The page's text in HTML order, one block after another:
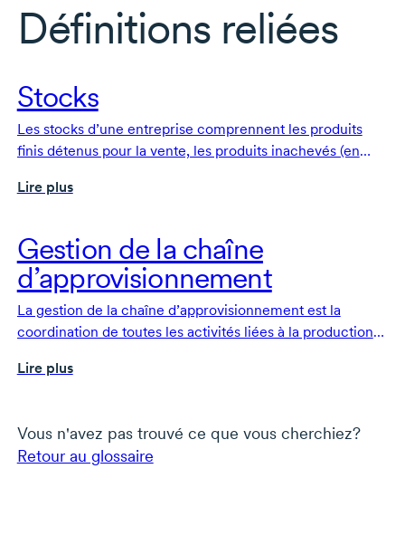
Définitions reliées
Stocks
Les stocks d’une entreprise comprennent les produits
finis détenus pour la vente, les produits inachevés (en
fabrication des biens. La valeur totale des stocks d’une
Lire plus
Gestion de la chaîne
d’approvisionnement
La gestion de la chaîne d’approvisionnement est la
coordination de toutes les activités liées à la production
Lire plus
Vous n'avez pas trouvé ce que vous cherchiez?
Retour au glossaire